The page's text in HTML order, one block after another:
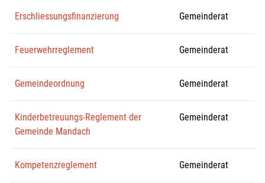
Erschliessungsfinanzierung Gemeinderat
Feuerwehrreglement Gemeinderat
Gemeindeordnung Gemeinderat
Kinderbetreuungs-Reglement der
Gemeinde Mandach
Gemeinderat
Kompetenzreglement Gemeinderat